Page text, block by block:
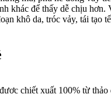
khác để thấy dễ chịu
khô da, tróc vảy, tái tạo
chiết xuất 100% từ